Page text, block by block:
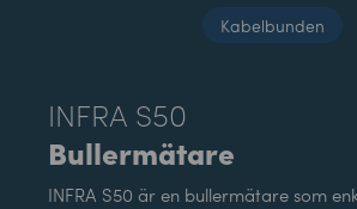
Kabelbunden
INFRA S50
Bullermätare
INFRA S50 är en bullermätare som